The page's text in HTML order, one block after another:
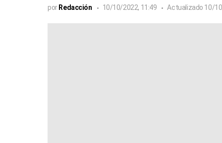
por Redacción 10/10/2022, 11:49 Actualizado 10/